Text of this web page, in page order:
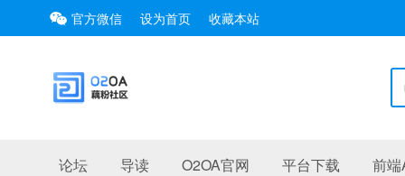
官方微信 设为首页 收藏本站
论坛 导读 O2OA官网 平台下载 前